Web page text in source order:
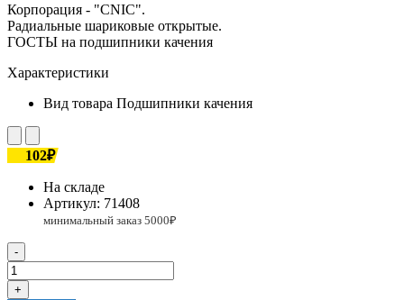
Корпорация - "CNIC".
Радиальные шариковые открытые.
ГОСТЫ на подшипники качения
Характеристики
Вид товара Подшипники качения
102₽
На складе
Артикул: 71408
-
+